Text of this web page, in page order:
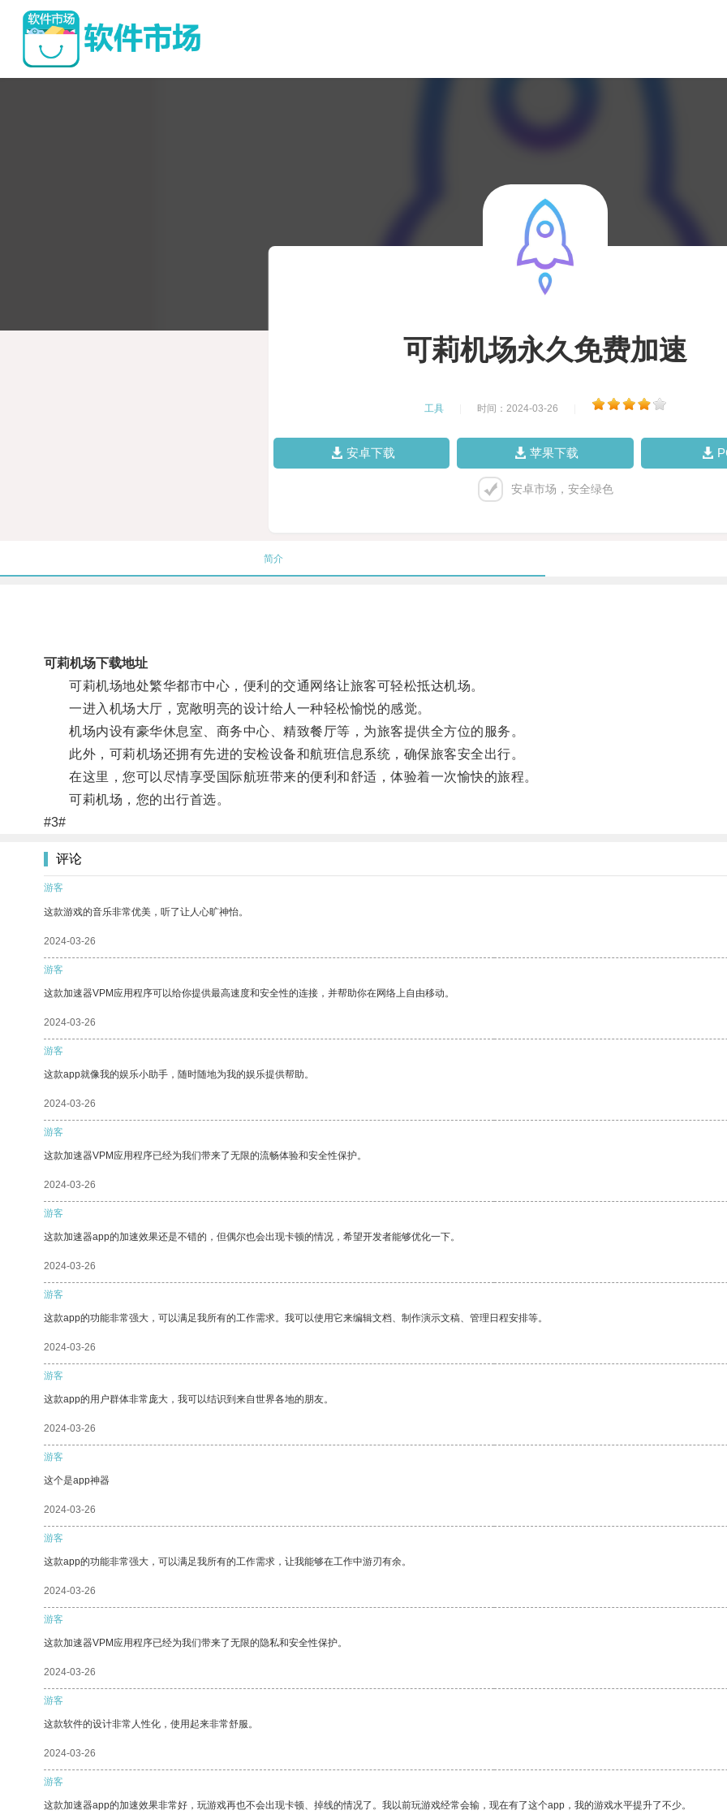
可莉机场永久免费加速
工具 时间：2024-03-26
安卓下载 苹果下载
安卓市场，安全绿色
简介
可莉机场下载地址
可莉机场地处繁华都市中心，便利的交通网络让旅客可轻松抵达机场。
一进入机场大厅，宽敞明亮的设计给人一种轻松愉悦的感觉。
机场内设有豪华休息室、商务中心、精致餐厅等，为旅客提供全方位的服务。
此外，可莉机场还拥有先进的安检设备和航班信息系统，确保旅客安全出行。
在这里，您可以尽情享受国际航班带来的便利和舒适，体验着一次愉快的旅程。
可莉机场，您的出行首选。
#3#
评论
游客
这款游戏的音乐非常优美，听了让人心旷神怡。
2024-03-26
游客
这款加速器VPM应用程序可以给你提供最高速度和安全性的连接，并帮助你在网络上自由移动。
2024-03-26
游客
这款app就像我的娱乐小助手，随时随地为我的娱乐提供帮助。
2024-03-26
游客
这款加速器VPM应用程序已经为我们带来了无限的流畅体验和安全性保护。
2024-03-26
游客
这款加速器app的加速效果还是不错的，但偶尔也会出现卡顿的情况，希望开发者能够优化一下。
2024-03-26
游客
这款app的功能非常强大，可以满足我所有的工作需求。我可以使用它来编辑文档、制作演示文稿、管理日程安排等。
2024-03-26
游客
这款app的用户群体非常庞大，我可以结识到来自世界各地的朋友。
2024-03-26
游客
这个是app神器
2024-03-26
游客
这款app的功能非常强大，可以满足我所有的工作需求，让我能够在工作中游刃有余。
2024-03-26
游客
这款加速器VPM应用程序已经为我们带来了无限的隐私和安全性保护。
2024-03-26
游客
这款软件的设计非常人性化，使用起来非常舒服。
2024-03-26
游客
这款加速器app的加速效果非常好，玩游戏再也不会出现卡顿、掉线的情况了。我以前玩游戏经常会输，现在有了这个app，我的游戏水平提升了不少。